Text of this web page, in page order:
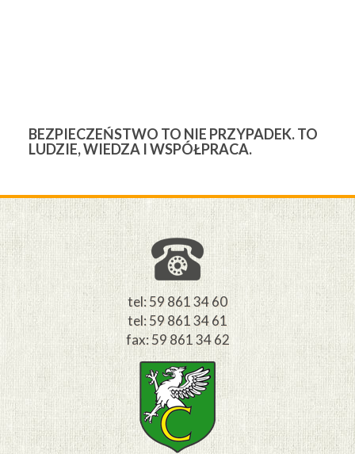
BEZPIECZEŃSTWO TO NIE PRZYPADEK. TO
LUDZIE, WIEDZA I WSPÓŁPRACA.
tel: 59 861 34 60
tel: 59 861 34 61
fax: 59 861 34 62